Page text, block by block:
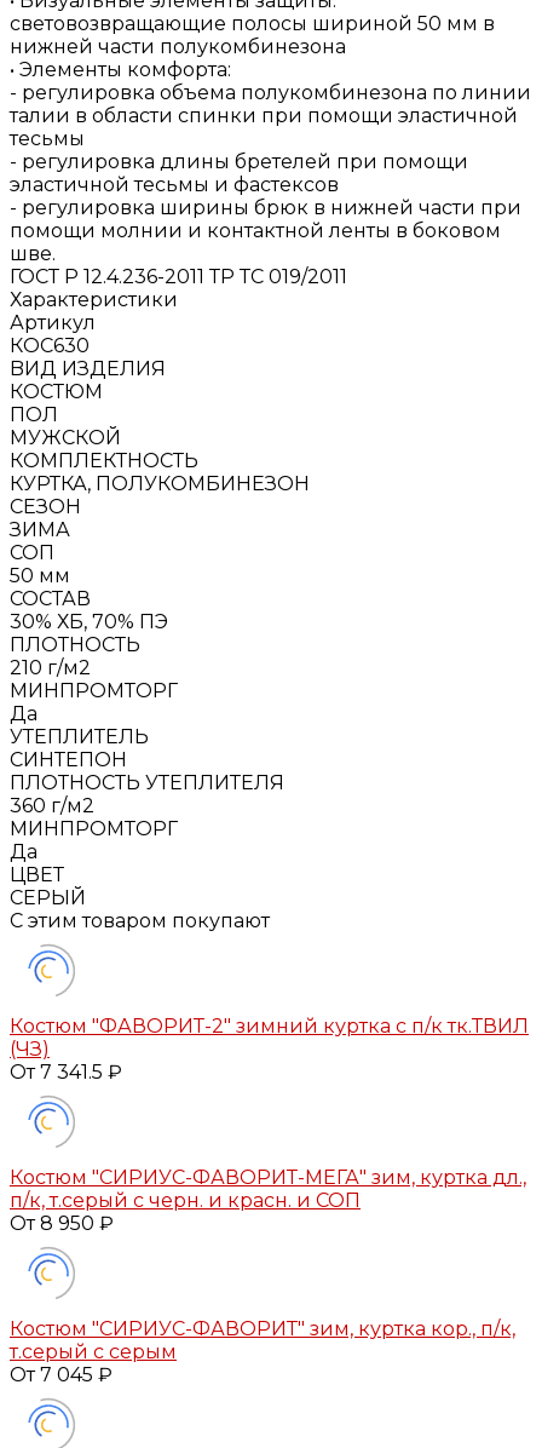
световозвращающие полосы шириной 50 мм в
нижней части полукомбинезона
• Элементы комфорта:
- регулировка объема полукомбинезона по линии
талии в области спинки при помощи эластичной
тесьмы
- регулировка длины бретелей при помощи
эластичной тесьмы и фастексов
- регулировка ширины брюк в нижней части при
помощи молнии и контактной ленты в боковом
шве.
ГОСТ Р 12.4.236-2011 ТР ТС 019/2011
Характеристики
Артикул
КОС630
BИД ИЗДЕЛИЯ
КОСТЮМ
ПОЛ
МУЖСКОЙ
КОМПЛЕКТНОСТЬ
КУРТКА, ПОЛУКОМБИНЕЗОН
СЕЗОН
ЗИМА
СОП
50 мм
СОСТАВ
30% ХБ, 70% ПЭ
ПЛОТНОСТЬ
210 г/м2
МИНПРОМТОРГ
Да
УТЕПЛИТЕЛЬ
СИНТЕПОН
ПЛОТНОСТЬ УТЕПЛИТЕЛЯ
360 г/м2
МИНПРОМТОРГ
Да
ЦВЕТ
СЕРЫЙ
С этим товаром покупают
Костюм "ФАВОРИТ-2" зимний куртка с п/к тк.ТВИЛ
(ЧЗ)
От 7 341.5 ₽
Костюм "СИРИУС-ФАВОРИТ-МЕГА" зим, куртка дл.,
п/к, т.серый с черн. и красн. и СОП
От 8 950 ₽
Костюм "СИРИУС-ФАВОРИТ" зим, куртка кор., п/к,
т.серый с серым
От 7 045 ₽